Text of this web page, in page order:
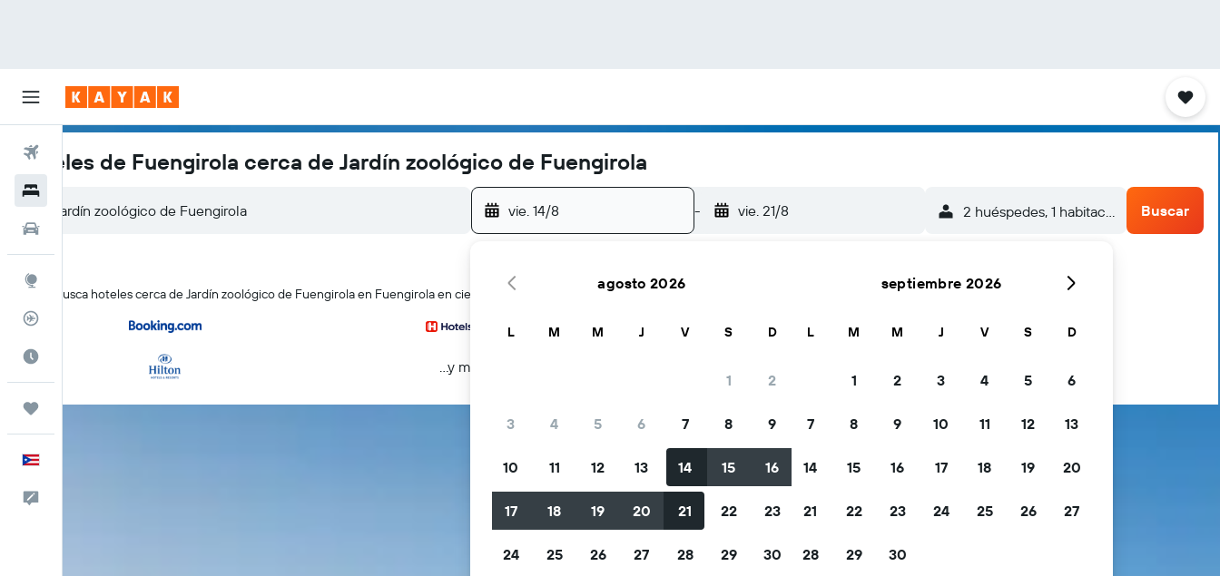
Vuelos
Trips
Hoteles de Fuengirola cerca de Jardín zoológico de Fuengirola
vie. 14/8 - vie. 21/8 2 huéspedes, 1 habitación Buscar
KAYAK busca hoteles cerca de Jardín zoológico de Fuengirola en Fuengirola en cientos de webs de viajes a la vez
...y más
agosto 2026
L M M J V S D
1 2
3 4 5 6 7 8 9
10 11 12 13 14 15 16
17 18 19 20 21 22 23
24 25 26 27 28 29 30
septiembre 2026
L M M J V S D
1 2 3 4 5 6
7 8 9 10 11 12 13
14 15 16 17 18 19 20
21 22 23 24 25 26 27
28 29 30